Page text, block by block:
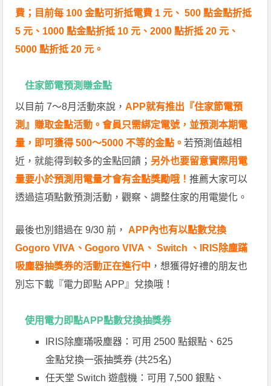
費；目前每 100 金點可折抵電費 1 元、 500 點金點折抵
5 元、1000 點金點折抵 10 元、2000 點折抵 20 元、
5000 點折抵 20 元。
住家節電預測賺金點
以目前 7～8月活動來說，APP就有推出『住家節電預
測』賺取金點活動。會員只需綁定電號，並預測本期電
量，即可獲得 500～5000 不等的金點。若預測值越相
近，就能得到較多的金點回饋； 另外也要留意實際用電
量要小於預測用電量才會有金點獎勵哦！推薦大家可以
透過這項點數預測活動，觀察、調整住家的用電變化。
最後也別錯過在 9/30 前，APP內也有以點數兌換
Gogoro VIVA、Gogoro VIVA、 Switch 、IRIS除塵蹣
吸塵器抽獎券的活動正在進行中 ，想獲得好禮的朋友也
別忘下載『電力即點 APP』兌換哦！
使用電力即點APP點數兌換抽獎券
IRIS除塵璊吸塵器：可用 2500 點銀點、625
金點兌換一張抽獎券 (共25名)
任天堂 Switch 遊戲機：可用 7,500 銀點、